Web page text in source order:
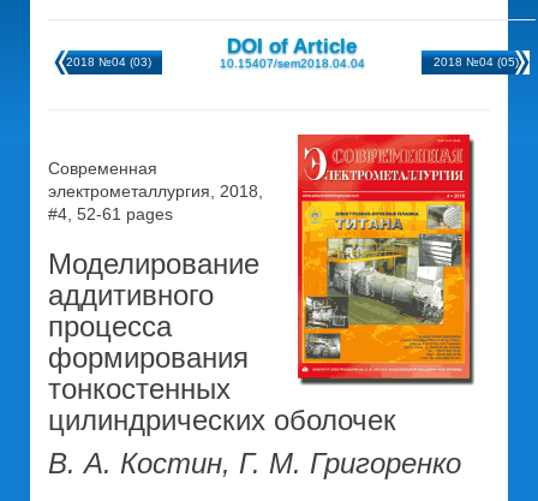
2018 №04 (03)
DOI of Article
10.15407/sem2018.04.04 2018 №04 (05)
Современная
электрометаллургия, 2018,
#4, 52-61 pages
Моделирование
аддитивного
процесса
формирования
тонкостенных
цилиндрических оболочек
В. А. Костин, Г. М. Григоренко